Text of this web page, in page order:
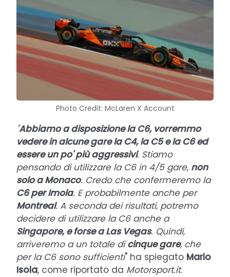
Photo Credit: McLaren X Account
"Abbiamo a disposizione la C6, vorremmo
vedere in alcune gare la C4, la C5 e la C6 ed
essere un po' più aggressivi. Stiamo
pensando di utilizzare la C6 in 4/5 gare, non
solo a Monaco. Credo che confermeremo la
C6 per Imola. E probabilmente anche per
Montreal. A seconda dei risultati, potremo
decidere di utilizzare la C6 anche a
Singapore, e forse a Las Vegas. Quindi,
arriveremo a un totale dicinque gare, che
per la C6 sono sufficienti" ha spiegato Mario
Isola, come riportato da Motorsport.it.